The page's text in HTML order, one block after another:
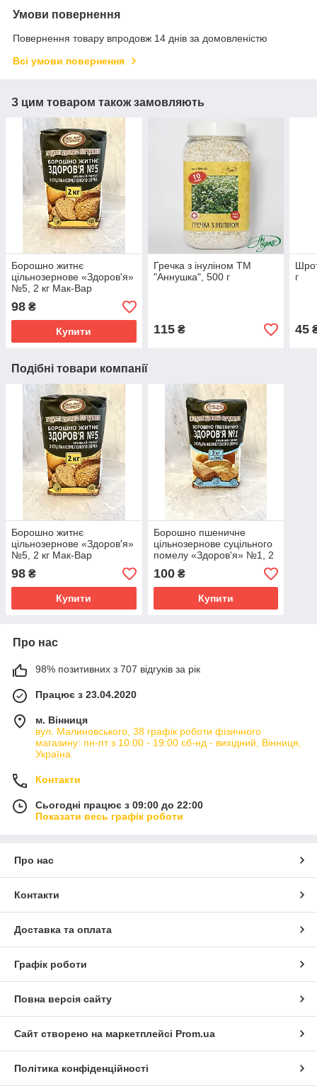
Умови повернення
Повернення товару впродовж 14 днів за домовленістю
Всі умови повернення
З цим товаром також замовляють
Борошно житнє
цільнозернове «Здоров'я»
№5, 2 кг Мак-Вар
98 ₴
Купити
Гречка з інуліном ТМ
"Аннушка", 500 г
115₴
г
45
Подібні товари компанії
Борошно житнє
цільнозернове «Здоров'я»
№5, 2 кг Мак-Вар
98 ₴
Купити
Борошно пшеничне
цільнозернове суцільного
помелу «Здоров'я» №1, 2
100₴
Купити
Про нас
98% позитивних з 707 відгуків за рік
Працює з 23.04.2020
м. Вінниця
вул. Малиновського, 38 графік роботи фізичного
магазину: пн-пт з 10:00 - 19:00 сб-нд - вихідний, Вінниця,
Україна
Контакти
Сьогодні працює з 09:00 до 22:00
Показати весь графік роботи
Про нас
Контакти
Доставка та оплата
Графік роботи
Повна версія сайту
Сайт створено на маркетплейсі Prom.ua
Політика конфіденційності